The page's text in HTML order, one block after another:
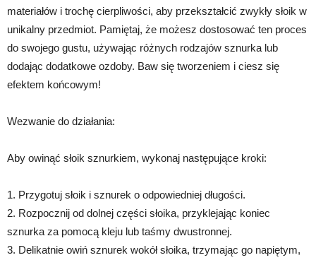
materiałów i trochę cierpliwości, aby przekształcić zwykły słoik w
unikalny przedmiot. Pamiętaj, że możesz dostosować ten proces
do swojego gustu, używając różnych rodzajów sznurka lub
dodając dodatkowe ozdoby. Baw się tworzeniem i ciesz się
efektem końcowym!
Wezwanie do działania:
Aby owinąć słoik sznurkiem, wykonaj następujące kroki:
1. Przygotuj słoik i sznurek o odpowiedniej długości.
2. Rozpocznij od dolnej części słoika, przyklejając koniec
sznurka za pomocą kleju lub taśmy dwustronnej.
3. Delikatnie owiń sznurek wokół słoika, trzymając go napiętym,